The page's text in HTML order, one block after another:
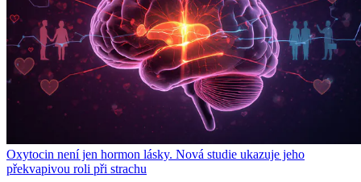
Oxytocin není jen hormon lásky. Nová studie ukazuje jeho
překvapivou roli při strachu